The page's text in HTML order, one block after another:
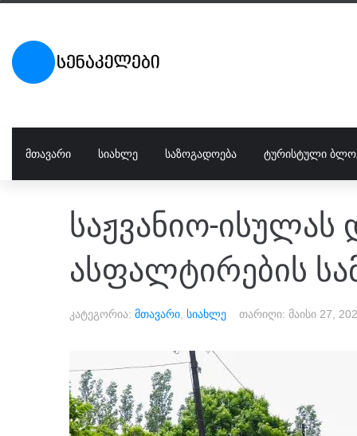
ᲛᲗᲐᲕᲐᲠᲘ ᲡᲘᲐᲮᲚᲔ ᲡᲐᲖᲝᲒᲐᲓᲝᲔᲑᲐ ᲢᲣᲠᲘᲡᲢᲣᲚᲘ
საჟვანიო-ისულას
ასფალტირების
კატეგორია: მთავარი სიახლე თარიღი: მაისი 27,